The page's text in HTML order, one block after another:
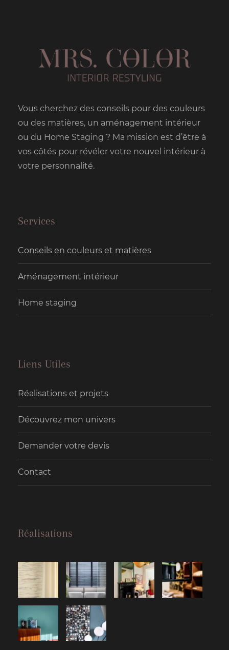
Vous cherchez des conseils pour des couleurs
ou des matières, un aménagement intérieur
ou du Home Staging ? Ma mission est d’être à
vos côtés pour révéler votre nouvel intérieur à
votre personnalité.
Services
Conseils en couleurs et matières
Aménagement intérieur
Home staging
Liens Utiles
Réalisations et projets
Découvrez mon univers
Demander votre devis
Contact
Réalisations